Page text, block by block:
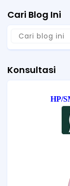
Cari Blog Ini
Konsultasi
HP/